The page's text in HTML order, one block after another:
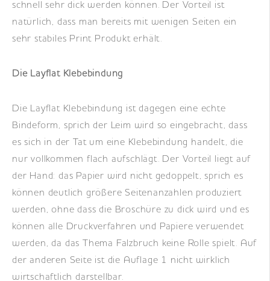
schnell sehr dick werden können. Der Vorteil ist
natürlich, dass man bereits mit wenigen Seiten ein
sehr stabiles Print Produkt erhält.
Die Layflat Klebebindung
Die Layflat Klebebindung ist dagegen eine echte
Bindeform, sprich der Leim wird so eingebracht, dass
es sich in der Tat um eine Klebebindung handelt, die
nur vollkommen flach aufschlägt. Der Vorteil liegt auf
der Hand: das Papier wird nicht gedoppelt, sprich es
können deutlich größere Seitenanzahlen produziert
werden, ohne dass die Broschüre zu dick wird und es
können alle Druckverfahren und Papiere verwendet
werden, da das Thema Falzbruch keine Rolle spielt. Auf
der anderen Seite ist die Auflage 1 nicht wirklich
wirtschaftlich darstellbar.